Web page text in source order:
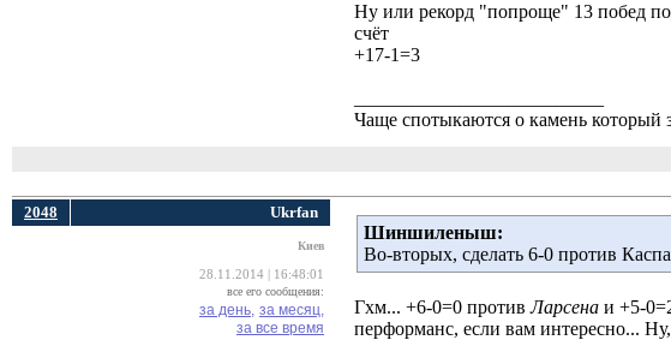
Ну или рекорд "попроще" 13 побед
счёт
+17-1=3
Чаще спотыкаются о камень который
2048 Ukrfan
Киев
28.11.2014 | 16:48:01
все его сообщения:
за день, за месяц,
за все время
Шиншиленыш:
Во-вторых, сделать 6-0 против
Гхм... +6-0=0 противЛарсена и +5-
перформанс, если вам интересно...